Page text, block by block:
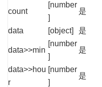
count
[number
]
是
data [object] 是
data>>min
[number
]
是
data>>hou
r
[number
]
是